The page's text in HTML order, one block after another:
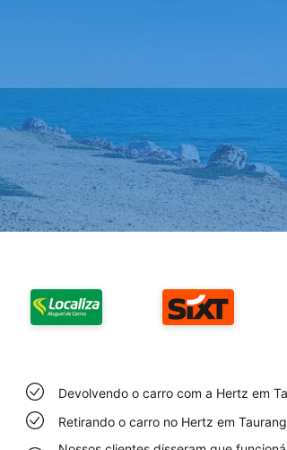
Devolvendo o carro com a Hertz em
Retirando o carro no Hertz em